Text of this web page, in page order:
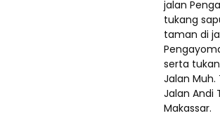
jalan
tukang
taman di
serta
Jalan Muh.
Jalan Andi
Makassar.